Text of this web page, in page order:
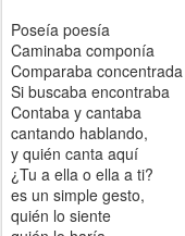
Poseía poesía
Caminaba componía
Comparaba concentrada
Si buscaba encontraba
Contaba y cantaba
cantando hablando,
y quién canta aquí
¿Tu a ella o ella a ti?
es un simple gesto,
quién lo siente